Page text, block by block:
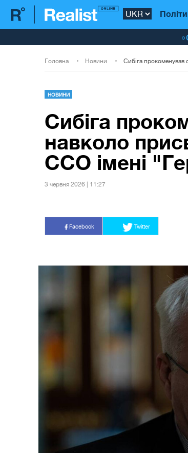
Головна Новини
НОВИНИ
Сибіга
навколо
ССО імені
3 червня 2026 | 11:27
Facebook Twitter